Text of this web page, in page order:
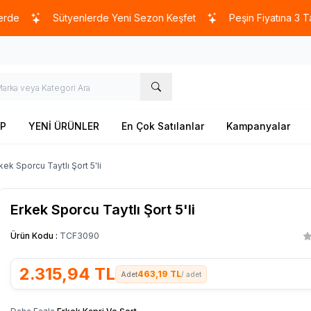
Sütyenlerde Yeni Sezon Keşfet Peşin Fiyatına 3 Taksit
YENİ ÜRÜNLER En Çok Satılanlar Kampanyalar
Sporcu Taytlı Şort 5'li
Erkek Sporcu Taytlı Şort 5'li
Ürün Kodu : TCF3090
2.315,94 TL 463,19 TL/ adet